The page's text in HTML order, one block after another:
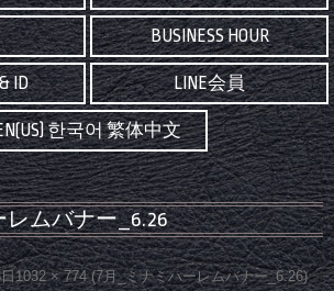
BUSINESS HOUR
ID LINE会員
한국어 繁体中文
ムバナー_6.26
1032 × 774(7月_ミナミハーレムバナー_6.26)